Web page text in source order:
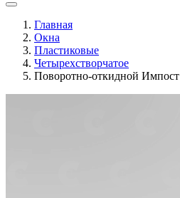
Главная
Окна
Пластиковые
Четырехстворчатое
Поворотно-откидной Импост